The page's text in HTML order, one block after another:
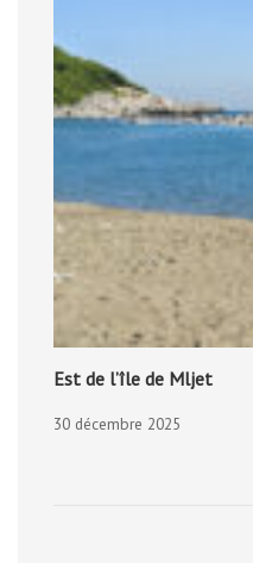
Est de l’île de Mljet
30 décembre 2025